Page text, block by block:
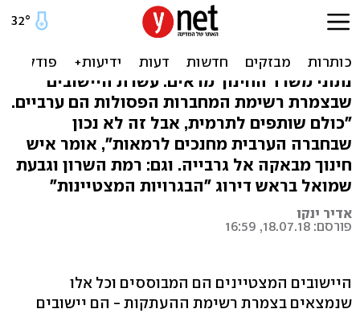
"זו לא התרבות שלנו": מי
נמצא בראש המעתיקנים
נתוני משרד החינוך מראים: עשרת היישובים
שבצמרת רשימת המחברות הפסולות הם ערביים.
"כולם שותפים לתרמית, אבל זה לא נכון
שבחברה הערבית מחנכים לרמאות", אומר איש
חינוך מבאקה אל גרבייה. וגם: רמת השרון וגבעת
שמואל בראש דירוג "הבגרויות המצטיינות"
אדיר ינקו
פורסם: 18.07.18, 16:59
היישובים המצטיינים הם המבוססים וכל אלו
שנמצאים בצמרת רשימת ההעתקות - הם יישובים